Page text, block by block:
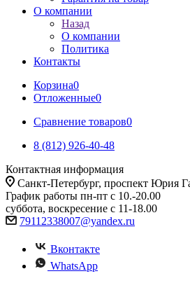
О компании
Назад
О компании
Политика
Контакты
Корзина0
Отложенные0
Сравнение товаров0
8 (812) 926-40-48
Контактная информация
Санкт-Петербург, проспект Юрия
График работы пн-пт с 10.-20.00
суббота, воскресение с 11-18.00
79112338007@yandex.ru
Вконтакте
WhatsApp